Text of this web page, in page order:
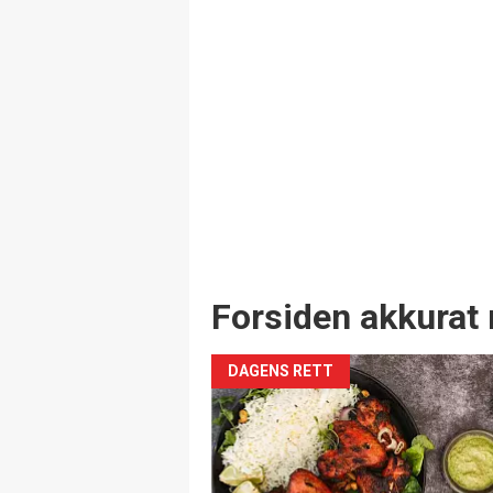
Forsiden akkurat
DAGENS RETT